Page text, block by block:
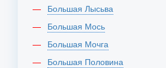
Большая Лысьва
Большая Мось
Большая Мочга
Большая Половина